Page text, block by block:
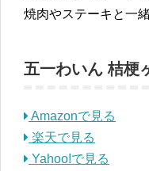
焼肉やステーキと一緒
五一わいん 桔梗
Amazonで見る
楽天で見る
Yahoo!で見る